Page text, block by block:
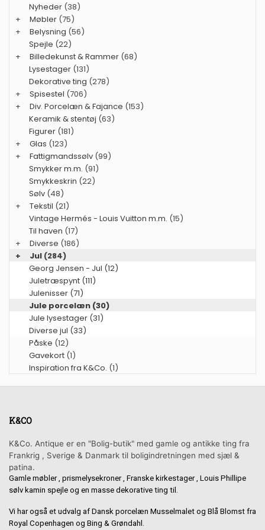
Nyheder (38)
+
Møbler (75)
+
Belysning (56)
Spejle (22)
+
Billedekunst & Rammer (68)
Lysestager (131)
Dekorative ting (278)
+
Spisestel (706)
+
Div. Porcelæn & Fajance (153)
Keramik & stentøj (63)
Figurer (181)
+
Glas (123)
+
Fattigmandssølv (99)
Smykker m.m. (91)
Smykkeskrin (22)
Sølv (48)
+
Tekstil (21)
Vintage Hermés - Louis Vuitton m.m. (15)
Til haven (17)
+
Diverse (186)
+
Jul (284)
Georg Jensen - Jul (12)
Juletræspynt (111)
Julenisser (71)
Jule porcelæn (30)
Jule lysestager (31)
Diverse jul (33)
Påske (12)
Gavekort (1)
Inspiration fra K&Co. (1)
K&CO
K&Co. Antique er en "Bolig-butik" med gamle og antikke ting fra
Frankrig , Sverige & Danmark til boligindretningen med sjæl &
patina.
Gamle møbler , prismelysekroner , Franske kirkestager , Louis Phillipe
sølv kamin spejle og en masse dekorative ting til.
Vi har også et udvalg af Dansk porcelæn Musselmalet og Blå Blomst fra
Royal Copenhagen og Bing & Grøndahl.